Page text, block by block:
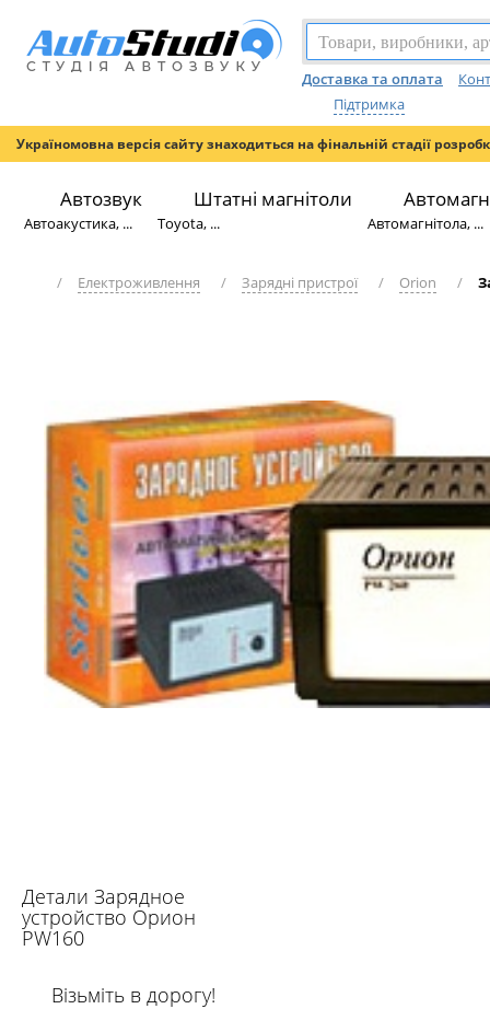
Доставка та оплата
Підтримка
Україномовна версія сайту знаходиться на фінальній стадії
Автозвук
Автоакустика, ...
Штатні магнітоли
Toyota, ... Автомагнітола, ...
/ Електроживлення / Зарядні пристрої / Orion /
Детали Зарядное
устройство Орион
PW160
Візьміть в дорогу!